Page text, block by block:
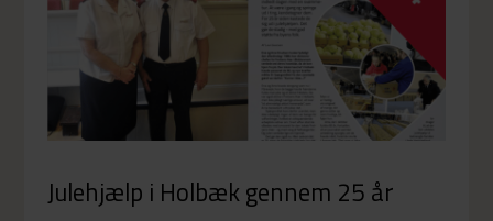
Julehjælp i Holbæk gennem 25 år